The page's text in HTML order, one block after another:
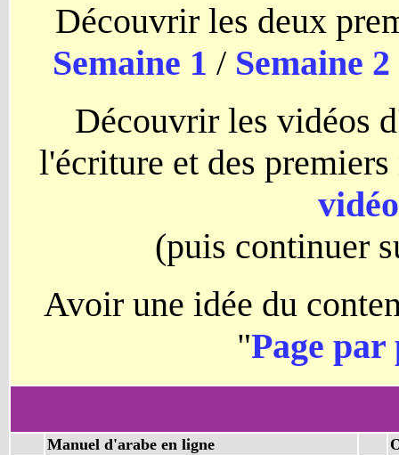
Découvrir les deux
Semaine 1 / Semaine 2
Découvrir les vidéos
l'écriture et des
vidéo
(puis continuer
Avoir une idée du
"Page par
Manuel d'arabe en ligne